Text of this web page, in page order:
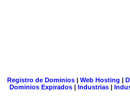
Registro de Dominios| Web Hosting |
Dominios Expirados | Industrias |